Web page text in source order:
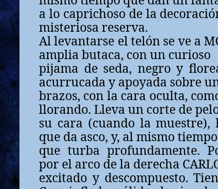
a lo caprichoso de la
misteriosa reserva.
Al levantarse el telón se ve a
amplia butaca, con un curioso
pijama de seda, negro y
acurrucada y apoyada sobre
brazos, con la cara oculta,
llorando. Lleva un corte de
su cara (cuando la muestre),
que da asco, y, al mismo
que turba profundamente.
por el arco de la derecha
excitado y descompuesto.